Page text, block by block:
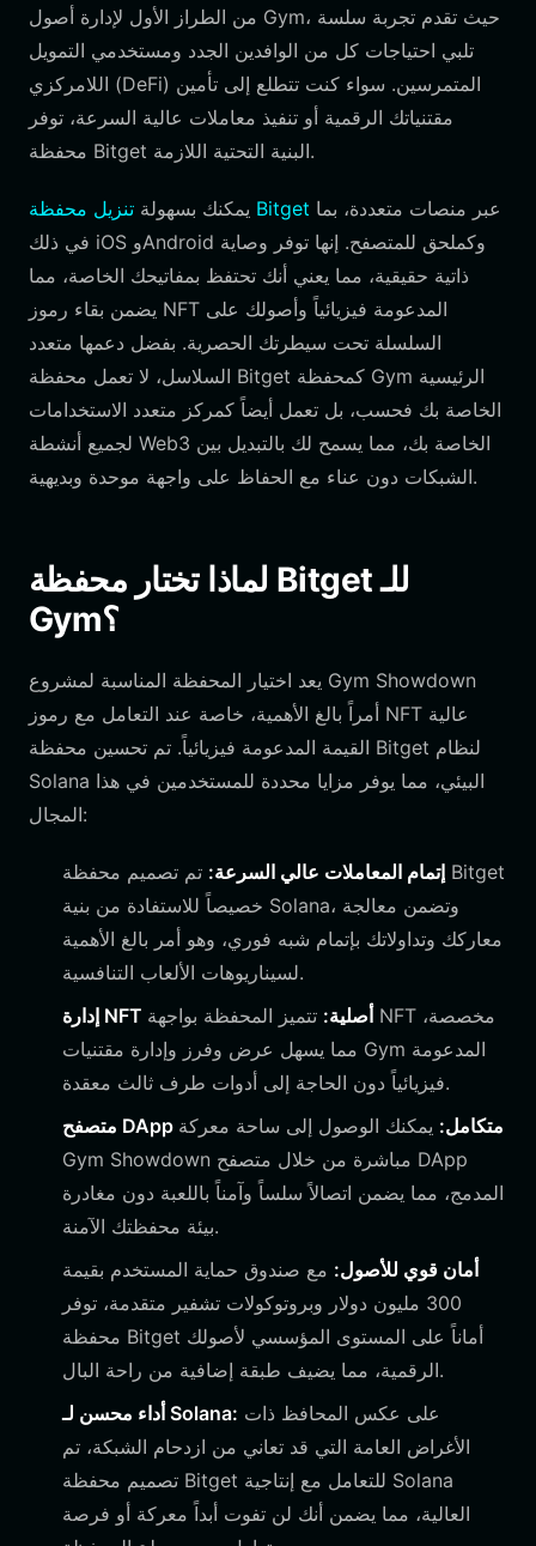
من الطراز الأول لإدارة أصول Gym، حيث تقدم تجربة سلسة
تلبي احتياجات كل من الوافدين الجدد ومستخدمي التمويل
اللامركزي (DeFi) المتمرسين. سواء كنت تتطلع إلى تأمين
مقتنياتك الرقمية أو تنفيذ معاملات عالية السرعة، توفر
محفظة Bitget البنية التحتية اللازمة.
يمكنك بسهولة تنزيل محفظة Bitget
في ذلك iOS وAndroid وكملحق للمتصفح. إنها توفر وصاية
ذاتية حقيقية، مما يعني أنك تحتفظ بمفاتيحك الخاصة، مما
يضمن بقاء رموز NFT المدعومة فيزيائياً وأصولك على
السلسلة تحت سيطرتك الحصرية. بفضل دعمها متعدد
السلاسل، لا تعمل محفظة Bitget كمحفظة Gym الرئيسية
الخاصة بك فحسب، بل تعمل أيضاً كمركز متعدد الاستخدامات
لجميع أنشطة Web3 الخاصة بك، مما يسمح لك بالتبديل بين
الشبكات دون عناء مع الحفاظ على واجهة موحدة وبديهية.
لماذا تختار محفظة Bitget للـ
Gym؟
يعد اختيار المحفظة المناسبة لمشروع Gym Showdown
أمراً بالغ الأهمية، خاصة عند التعامل مع رموز NFT عالية
القيمة المدعومة فيزيائياً. تم تحسين محفظة Bitget لنظام
Solana البيئي، مما يوفر مزايا محددة للمستخدمين في هذا
المجال:
إتمام المعاملات عالي السرعة: تم تصميم محفظة Bitget
خصيصاً للاستفادة من بنية Solana، وتضمن معالجة
معاركك وتداولاتك بإتمام شبه فوري، وهو أمر بالغ الأهمية
لسيناريوهات الألعاب التنافسية.
إدارة NFT أصلية: تتميز المحفظة بواجهة NFT مخصصة،
مما يسهل عرض وفرز وإدارة مقتنيات Gym المدعومة
فيزيائياً دون الحاجة إلى أدوات طرف ثالث معقدة.
متصفح DApp متكامل: يمكنك الوصول إلى ساحة معركة
Gym Showdown مباشرة من خلال متصفح DApp
المدمج، مما يضمن اتصالاً سلساً وآمناً باللعبة دون مغادرة
بيئة محفظتك الآمنة.
أمان قوي للأصول: مع صندوق حماية المستخدم بقيمة
300 مليون دولار وبروتوكولات تشفير متقدمة، توفر
محفظة Bitget أماناً على المستوى المؤسسي لأصولك
الرقمية، مما يضيف طبقة إضافية من راحة البال.
أداء محسن لـ Solana:
الأغراض العامة التي قد تعاني من ازدحام الشبكة، تم
تصميم محفظة Bitget للتعامل مع إنتاجية Solana
العالية، مما يضمن أنك لن تفوت أبداً معركة أو فرصة